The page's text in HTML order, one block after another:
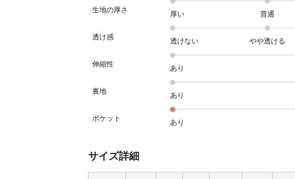
生地の厚さ 厚い 普通
透け感 透けない やや透ける
伸縮性 あり
裏地 あり
ポケット あり
サイズ詳細